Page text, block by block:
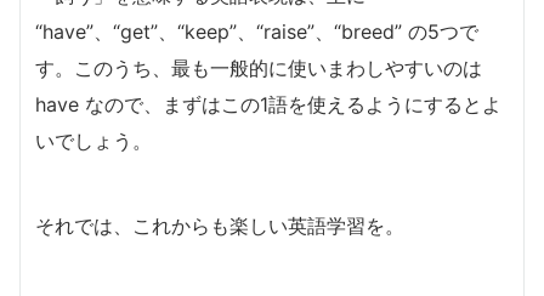
“have”、“get”、“keep”、“raise”、“breed” の5つで
す。このうち、最も一般的に使いまわしやすいのは
have なので、まずはこの1語を使えるようにするとよ
いでしょう。
それでは、これからも楽しい英語学習を。